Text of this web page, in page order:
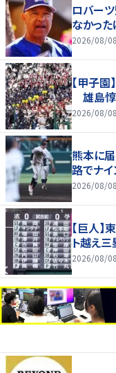
ロバー
なかっ
2026/08/
【甲子園
雄島惇
2026/08/
熊本に
路でナ
2026/08/
【巨人
ト越え
2026/08/